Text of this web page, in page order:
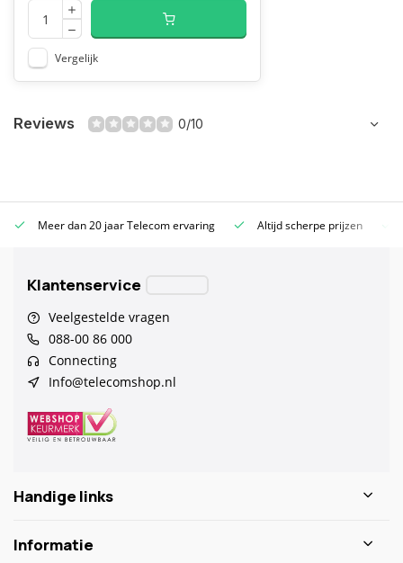
Vergelijk
Reviews 0/10
Meer dan 20 jaar Telecom ervaring Altijd scherpe prijzen
Klantenservice
Veelgestelde vragen
088-00 86 000
Connecting
Info@telecomshop.nl
Handige links
Informatie